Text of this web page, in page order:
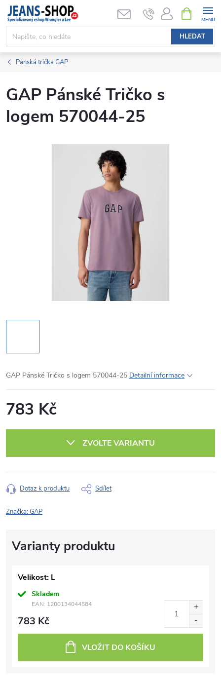
Přejít
obsah
HLEDAT
NÁKUPNÍ
KOŠÍK
Pánská trička GAP
GAP Pánské Tričko s
logem 570044-25
GAP Pánské Tričko s logem 570044-25 Detailní informace
783 Kč
ZVOLTE VARIANTU
Dotaz k produktu Sdílet
Značka:GAP
Velikost: L
Skladem
EAN: 1200134044584
783 Kč
VLOŽIT DO KOŠÍKU